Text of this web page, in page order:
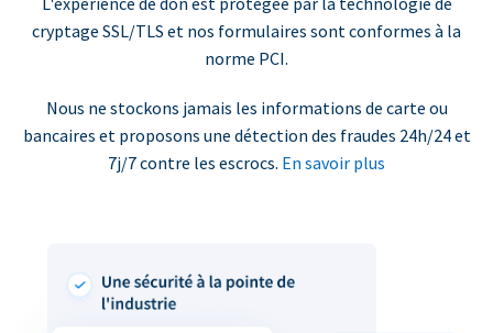
cryptage SSL/TLS et nos formulaires sont conformes à la
norme PCI.
Nous ne stockons jamais les informations de carte ou
bancaires et proposons une détection des fraudes 24h/24 et
7j/7 contre les escrocs. En savoir plus